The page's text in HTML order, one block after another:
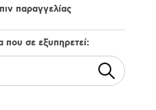
παραγγελίας
που σε εξυπηρετεί: